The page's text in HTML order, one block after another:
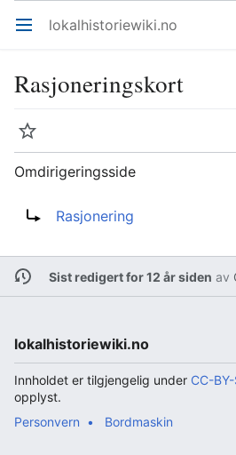
Åpne hovedmenyen lokalhistoriewiki.no
Rasjoneringskort
Overvåk
Omdirigeringsside
Rasjonering
Sist redigert for 12 år siden av
lokalhistoriewiki.no
Innholdet er tilgjengelig under CC-
opplyst.
Personvern
Bordmaskin